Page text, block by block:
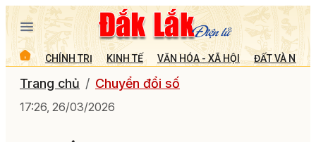
CHÍNH TRỊ KINH TẾ VĂN HÓA - XÃ HỘI ĐẤT VÀ
Trang chủ Chuyển đổi số
17:26, 26/03/2026